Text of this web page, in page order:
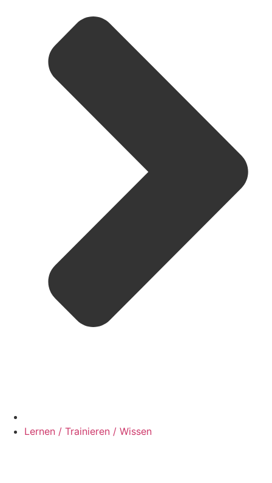
Lernen / Trainieren / Wissen